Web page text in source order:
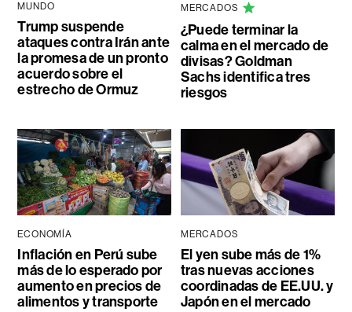
MUNDO
Trump suspende
ataques contra Irán ante
la promesa de un pronto
acuerdo sobre el
estrecho de Ormuz
MERCADOS
¿Puede terminar la
calma en el mercado de
divisas? Goldman
Sachs identifica tres
riesgos
ECONOMÍA
Inflación en Perú sube
más de lo esperado por
aumento en precios de
alimentos y transporte
MERCADOS
El yen sube más de 1%
tras nuevas acciones
coordinadas de EE.UU. y
Japón en el mercado